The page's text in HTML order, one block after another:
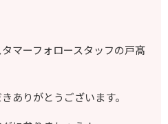
マーフォロースタッフの戸髙
ありがとうございます。